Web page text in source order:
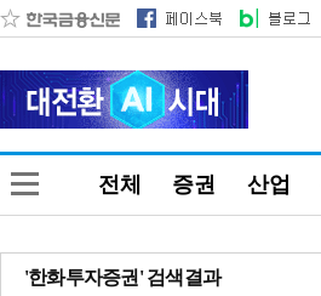
전체 증권 산업
'한화투자증권' 검색결과